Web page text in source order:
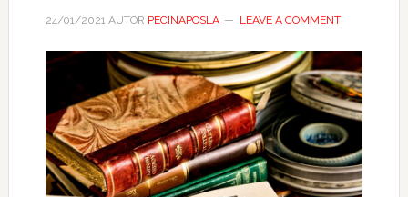
24/01/2021AUTOR PECINAPOSLA LEAVE A COMMENT